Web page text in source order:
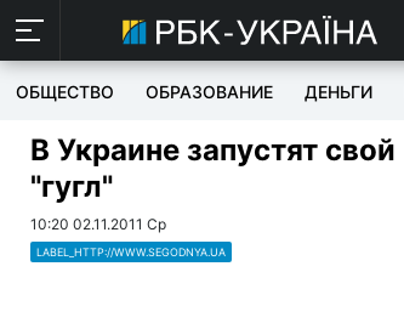
ОБЩЕСТВО ОБРАЗОВАНИЕ ДЕНЬГИ
В Украине запустят свой
"гугл"
10:20 02.11.2011 Ср
LABEL_HTTP://WWW.SEGODNYA.UA